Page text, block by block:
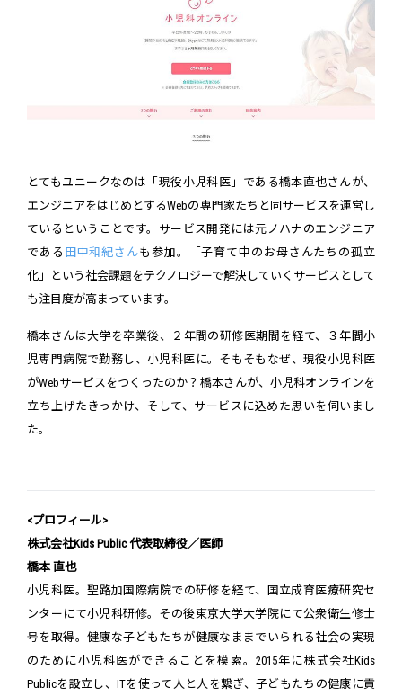
とてもユニークなのは「現役小児科医」である橋本直也さんが、
エンジニアをはじめとするWebの専門家たちと同サービスを運営し
ているということです。サービス開発には元ノハナのエンジニア
である 田中和紀さんも参加。「子育て中のお母さんたちの孤立
化」という社会課題をテクノロジーで解決していくサービスとして
も注目度が高まっています。
橋本さんは大学を卒業後、２年間の研修医期間を経て、３年間小
児専門病院で勤務し、小児科医に。そもそもなぜ、現役小児科医
がWebサービスをつくったのか？橋本さんが、小児科オンラインを
立ち上げたきっかけ、そして、サービスに込めた思いを伺いまし
た。
<プロフィール>
株式会社Kids Public 代表取締役／医師
橋本 直也
小児科医。聖路加国際病院での研修を経て、国立成育医療研究セ
ンターにて小児科研修。その後東京大学大学院にて公衆衛生修士
号を取得。健康な子どもたちが健康なままでいられる社会の実現
のために小児科医ができることを模索。2015年に株式会社Kids
Publicを設立し、ITを使って人と人を繋ぎ、子どもたちの健康に貢